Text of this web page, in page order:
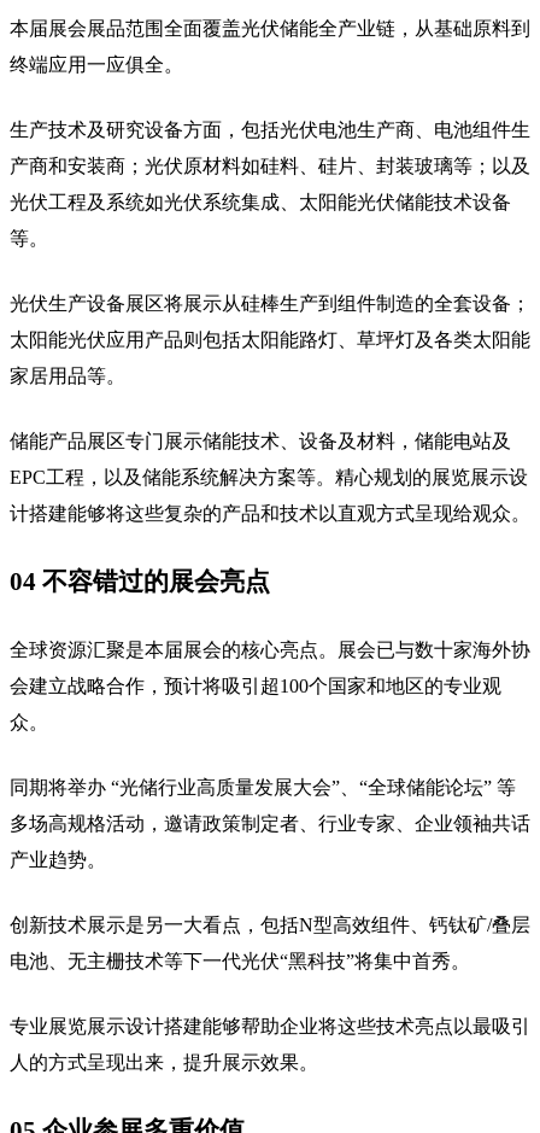
本届展会展品范围全面覆盖光伏储能全产业链，从基础原料到
终端应用一应俱全。
生产技术及研究设备方面，包括光伏电池生产商、电池组件生
产商和安装商；光伏原材料如硅料、硅片、封装玻璃等；以及
光伏工程及系统如光伏系统集成、太阳能光伏储能技术设备
等。
光伏生产设备展区将展示从硅棒生产到组件制造的全套设备；
太阳能光伏应用产品则包括太阳能路灯、草坪灯及各类太阳能
家居用品等。
储能产品展区专门展示储能技术、设备及材料，储能电站及
EPC工程，以及储能系统解决方案等。精心规划的展览展示设
计搭建能够将这些复杂的产品和技术以直观方式呈现给观众。
04 不容错过的展会亮点
全球资源汇聚是本届展会的核心亮点。展会已与数十家海外协
会建立战略合作，预计将吸引超100个国家和地区的专业观
众。
同期将举办 “光储行业高质量发展大会”、“全球储能论坛” 等
多场高规格活动，邀请政策制定者、行业专家、企业领袖共话
产业趋势。
创新技术展示是另一大看点，包括N型高效组件、钙钛矿/叠层
电池、无主栅技术等下一代光伏“黑科技”将集中首秀。
专业展览展示设计搭建能够帮助企业将这些技术亮点以最吸引
人的方式呈现出来，提升展示效果。